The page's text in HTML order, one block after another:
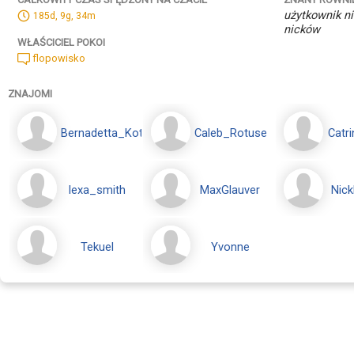
185d, 9g, 34m
WŁAŚCICIEL POKOI
flopowisko
użytkownik
nicków
ZNAJOMI
Bernadetta_Kotletta Caleb_Rotuse
lexa_smith MaxGlauver
Tekuel Yvonne